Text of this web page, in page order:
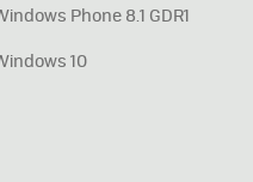
Phone 8.1 GDR1
10